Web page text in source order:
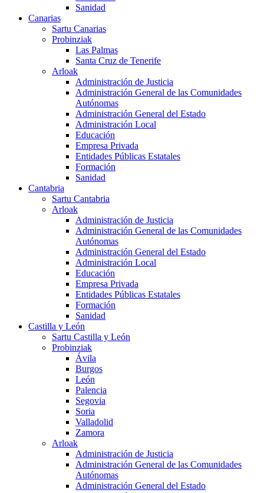
Sanidad
Canarias
Sartu Canarias
Probinziak
Las Palmas
Santa Cruz de Tenerife
Arloak
Administración de Justicia
Administración General de las Comunidades
Autónomas
Administración General del Estado
Administración Local
Educación
Empresa Privada
Entidades Públicas Estatales
Formación
Sanidad
Cantabria
Sartu Cantabria
Arloak
Administración de Justicia
Administración General de las Comunidades
Autónomas
Administración General del Estado
Administración Local
Educación
Empresa Privada
Entidades Públicas Estatales
Formación
Sanidad
Castilla y León
Sartu Castilla y León
Probinziak
Ávila
Burgos
León
Palencia
Segovia
Soria
Valladolid
Zamora
Arloak
Administración de Justicia
Administración General de las Comunidades
Autónomas
Administración General del Estado